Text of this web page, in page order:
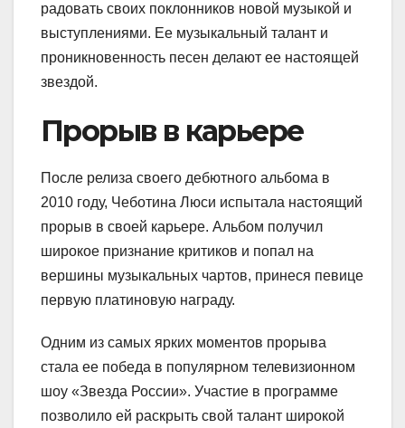
радовать своих поклонников новой музыкой и
выступлениями. Ее музыкальный талант и
проникновенность песен делают ее настоящей
звездой.
Прорыв в карьере
После релиза своего дебютного альбома в
2010 году, Чеботина Люси испытала настоящий
прорыв в своей карьере. Альбом получил
широкое признание критиков и попал на
вершины музыкальных чартов, принеся певице
первую платиновую награду.
Одним из самых ярких моментов прорыва
стала ее победа в популярном телевизионном
шоу «Звезда России». Участие в программе
позволило ей раскрыть свой талант широкой